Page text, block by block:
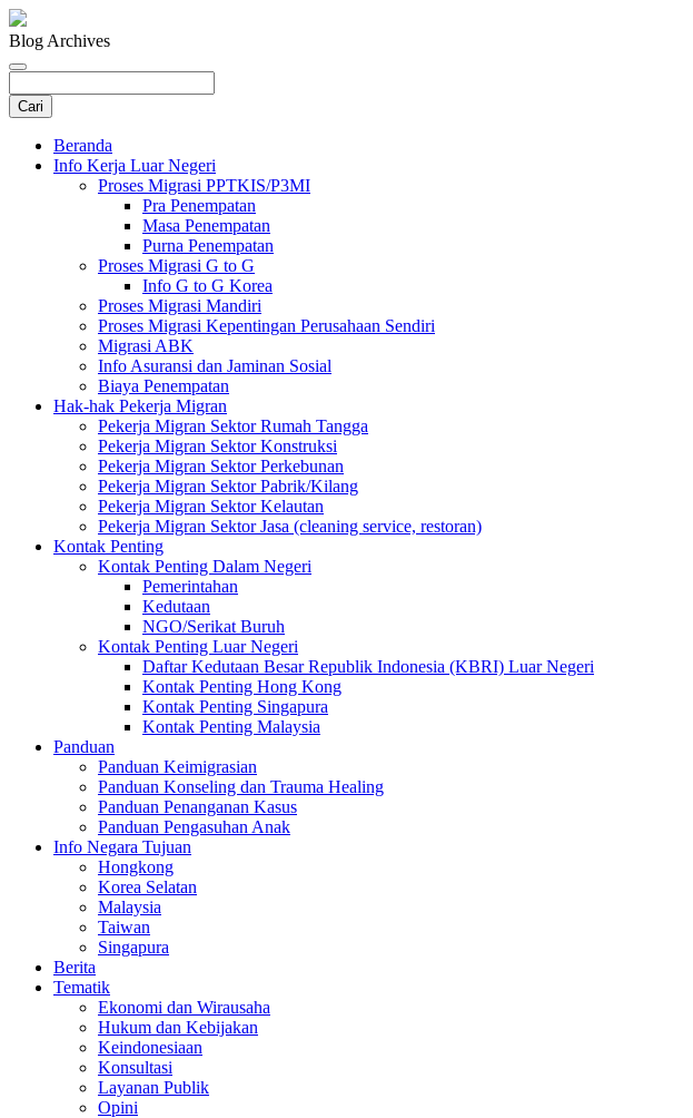
Blog Archives
Beranda
Info Kerja Luar Negeri
Proses Migrasi PPTKIS/P3MI
Pra Penempatan
Masa Penempatan
Purna Penempatan
Proses Migrasi G to G
Info G to G Korea
Proses Migrasi Mandiri
Proses Migrasi Kepentingan Perusahaan Sendiri
Migrasi ABK
Info Asuransi dan Jaminan Sosial
Biaya Penempatan
Hak-hak Pekerja Migran
Pekerja Migran Sektor Rumah Tangga
Pekerja Migran Sektor Konstruksi
Pekerja Migran Sektor Perkebunan
Pekerja Migran Sektor Pabrik/Kilang
Pekerja Migran Sektor Kelautan
Pekerja Migran Sektor Jasa (cleaning service, restoran)
Kontak Penting
Kontak Penting Dalam Negeri
Pemerintahan
Kedutaan
NGO/Serikat Buruh
Kontak Penting Luar Negeri
Daftar Kedutaan Besar Republik Indonesia (KBRI) Luar Negeri
Kontak Penting Hong Kong
Kontak Penting Singapura
Kontak Penting Malaysia
Panduan
Panduan Keimigrasian
Panduan Konseling dan Trauma Healing
Panduan Penanganan Kasus
Panduan Pengasuhan Anak
Info Negara Tujuan
Hongkong
Korea Selatan
Malaysia
Taiwan
Singapura
Berita
Tematik
Ekonomi dan Wirausaha
Hukum dan Kebijakan
Keindonesiaan
Konsultasi
Layanan Publik
Opini